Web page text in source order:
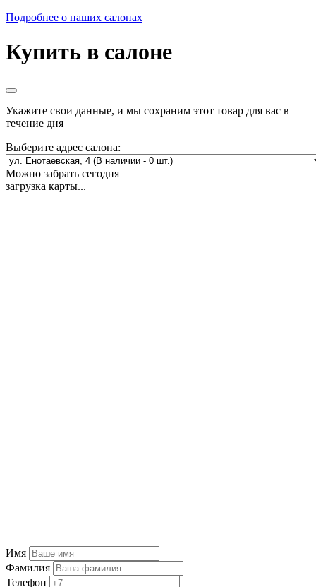
Подробнее о наших салонах
Купить в салоне
Укажите свои данные, и мы сохраним этот товар для вас в
течение дня
Выберите адрес салона:
Можно забрать сегодня
загрузка карты...
Имя
Фамилия
Телефон